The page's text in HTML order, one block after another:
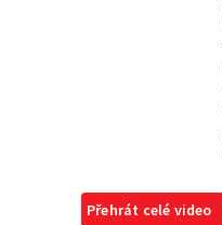
Přehrát celé video